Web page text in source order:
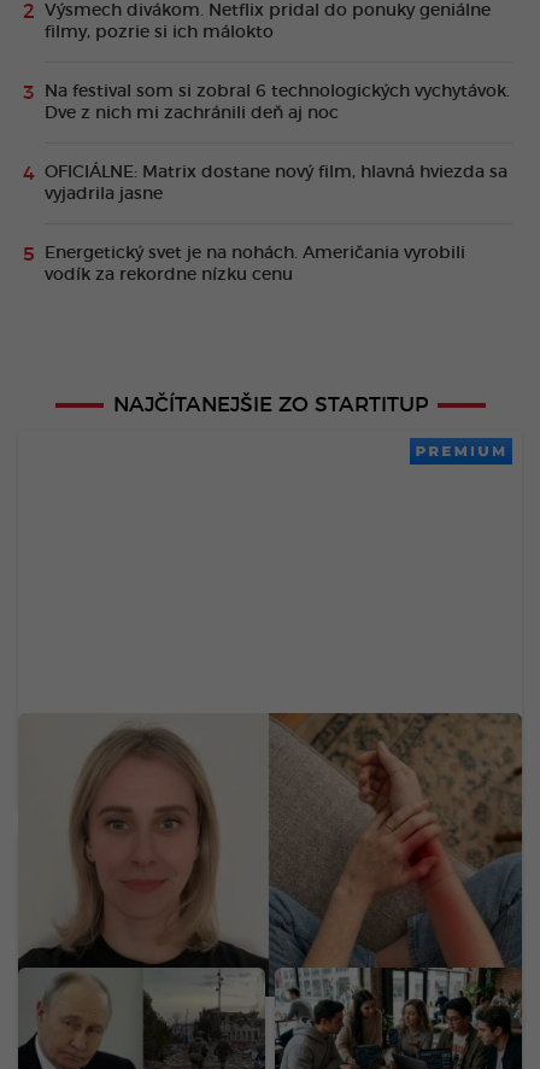
Výsmech divákom. Netflix pridal do ponuky geniálne
filmy, pozrie si ich málokto
Na festival som si zobral 6 technologických vychytávok.
Dve z nich mi zachránili deň aj noc
OFICIÁLNE: Matrix dostane nový film, hlavná hviezda sa
vyjadrila jasne
Energetický svet je na nohách. Američania vyrobili
vodík za rekordne nízku cenu
NAJČÍTANEJŠIE ZO STARTITUP
PREMIUM
Neurologička odporúča metódu 60-5-3-30:
Mravčenie v končatinách môže byť neškodnou
reakciou na tlak, ale aj varovným signálom
Putin chystá anexiu v
ďalšej krajine. Štyri štáty
NATO varujú pred
hrozbou pre Európu
Dôchodok už v 20-ke:
Generácia Z odmieta
drieť do staroby, zavádza
nový trend